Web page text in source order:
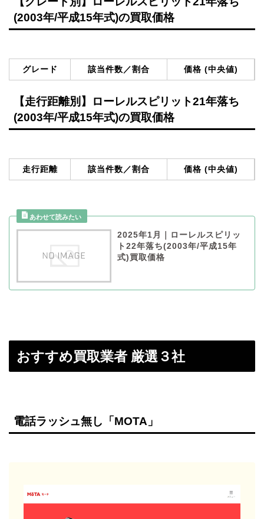
(2003年/平成15年式)の買取価格
グレード 該当件数／割合 価格 (中央値)
【走行距離別】ローレルスピリット21年落ち
(2003年/平成15年式)の買取価格
走行距離 該当件数／割合 価格 (中央値)
2025年1月｜ローレルスピリッ
ト22年落ち(2003年/平成15年
式)買取価格
おすすめ買取業者 厳選３社
電話ラッシュ無し「MOTA」